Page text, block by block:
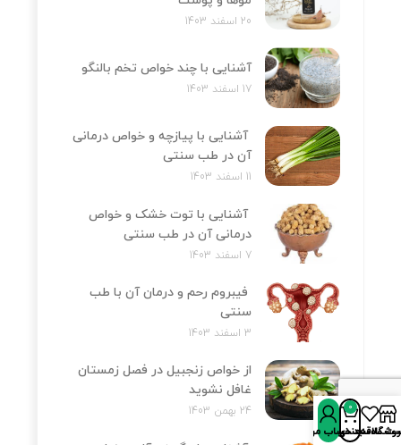
20 اسفند 1403
آشنایی با چند خواص تخم بالنگو
17 اسفند 1403
آشنایی با پیازچه و خواص درمانی
آن در طب سنتی
11 اسفند 1403
آشنایی با توت خشک و خواص
درمانی آن در طب سنتی
7 اسفند 1403
فیبروم رحم و درمان آن با طب
سنتی
3 اسفند 1403
از خواص زنجبیل در فصل زمستان
غافل نشوید
24 بهمن 1403
علاقه‌مندی‌ها
0
سبد خرید
حساب من